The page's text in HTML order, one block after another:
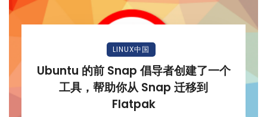
LINUX中国
Ubuntu 的前 Snap 倡导者创建了一个
工具，帮助你从 Snap 迁移到
Flatpak